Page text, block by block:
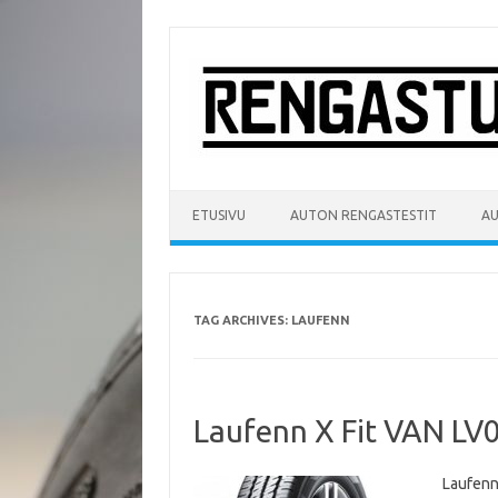
content
ETUSIVU AUTON RENGASTESTIT
TAG ARCHIVES: LAUFENN
Laufenn X Fit VAN